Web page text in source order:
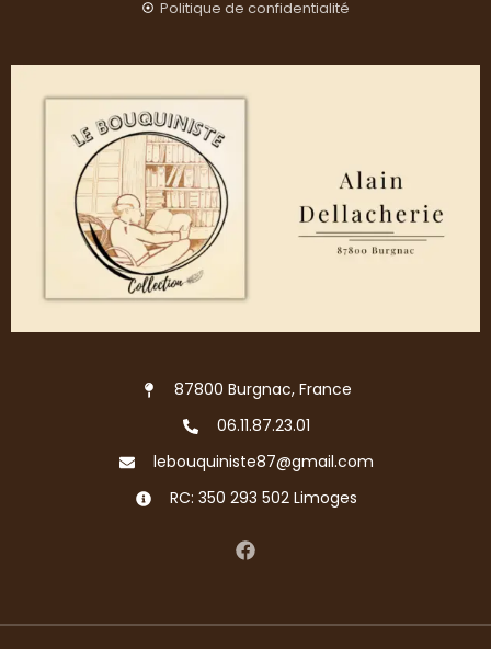
Politique de confidentialité
87800 Burgnac, France
06.11.87.23.01
lebouquiniste87@gmail.com
RC: 350 293 502 Limoges